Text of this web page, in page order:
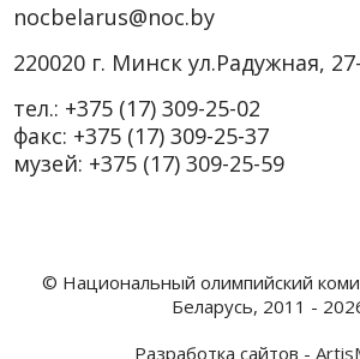
nocbelarus@noc.by
220020 г. Минск ул.Радужная,
тел.: +375 (17) 309-25-02
факс: +375 (17) 309-25-37
музей: +375 (17) 309-25-59
© Национальный олимпийский
Беларусь, 2011 -
Разработка сайтов -